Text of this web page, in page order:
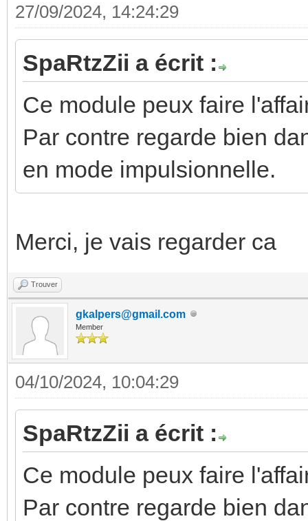
27/09/2024, 14:24:29
SpaRtzZii a écrit :
Ce module peux faire
Par contre regarde bien
en mode impulsionnelle.
Merci, je vais regarder ca
Trouver
gkalpers@gmail.com
Member
04/10/2024, 10:04:29
SpaRtzZii a écrit :
Ce module peux faire
Par contre regarde bien